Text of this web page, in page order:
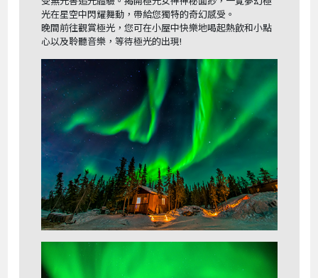
光在星空中閃耀舞動，帶給您獨特的奇幻感受。
晚間前往觀賞極光，您可在小屋中快樂地喝起熱飲和小點
心以及聆聽音樂，等待極光的出現!